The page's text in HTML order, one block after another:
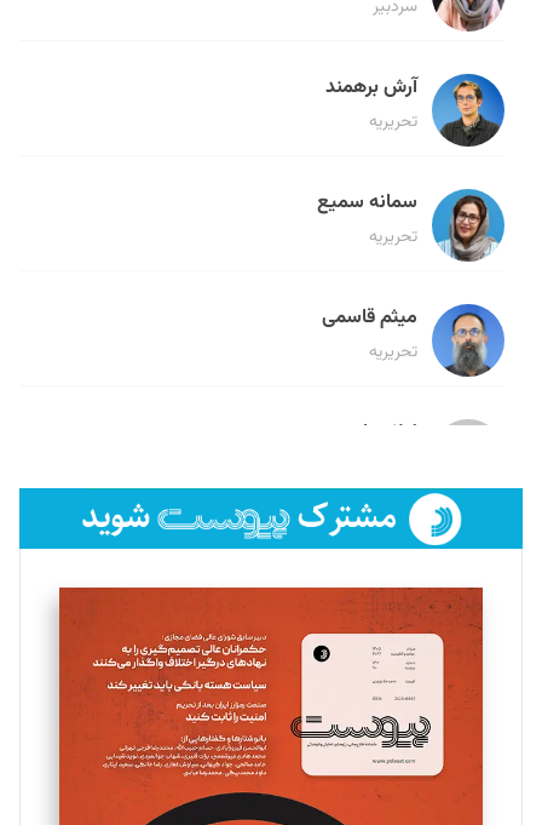
سردبیر
آرش برهمند
تحریریه
سمانه سمیع
تحریریه
میثم قاسمی
تحریریه
لیلا حنارود
فائزه فتحی رستمی
تحریریه
سروش کرمیان
تحریریه
مینا پاکدل